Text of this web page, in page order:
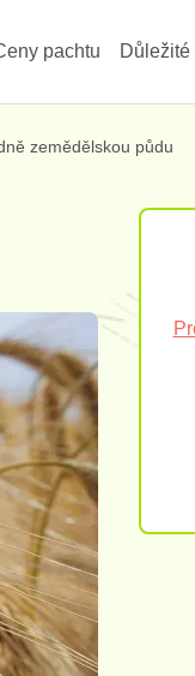
pachtu
zemědělskou půdu